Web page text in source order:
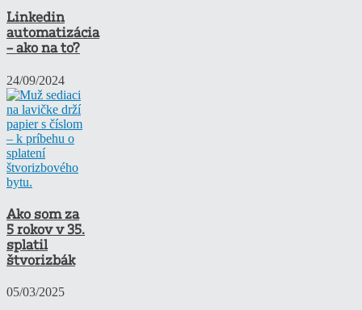
Linkedin
automatizácia
– ako na to?
24/09/2024
Ako som za
5 rokov v 35.
splatil
štvorizbák
05/03/2025